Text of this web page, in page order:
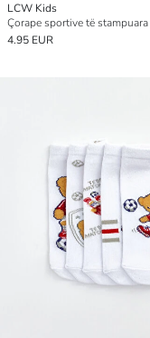
LCW Kids
4.95 EUR